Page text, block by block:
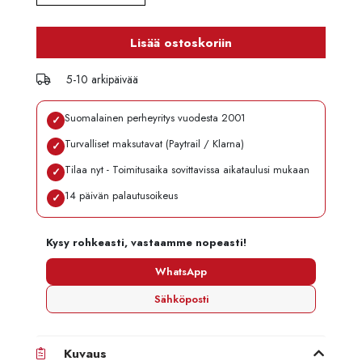
Lisää ostoskoriin
5-10 arkipäivää
✓ Suomalainen perheyritys vuodesta 2001
✓ Turvalliset maksutavat (Paytrail / Klarna)
✓ Tilaa nyt - Toimitusaika sovittavissa aikataulusi mukaan
✓ 14 päivän palautusoikeus
Kysy rohkeasti, vastaamme nopeasti!
WhatsApp
Sähköposti
Kuvaus